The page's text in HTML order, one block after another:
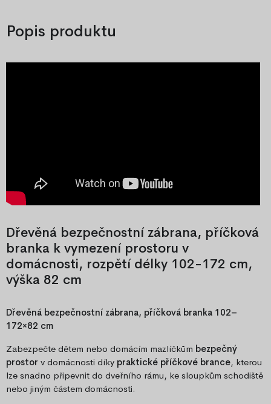
Popis produktu
Dřevěná bezpečnostní zábrana, příčková
branka k vymezení prostoru v
domácnosti, rozpětí délky 102-172 cm,
výška 82 cm
Dřevěná bezpečnostní zábrana, příčková branka 102–
172×82 cm
Zabezpečte dětem nebo domácím mazlíčkům bezpečný
prostor v domácnosti díky praktické příčkové brance, kterou
lze snadno připevnit do dveřního rámu, ke sloupkům schodiště
nebo jiným částem domácnosti.